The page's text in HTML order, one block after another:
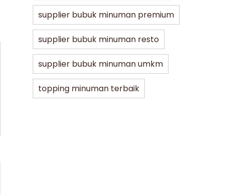
supplier bubuk minuman premium
supplier bubuk minuman resto
supplier bubuk minuman umkm
topping minuman terbaik